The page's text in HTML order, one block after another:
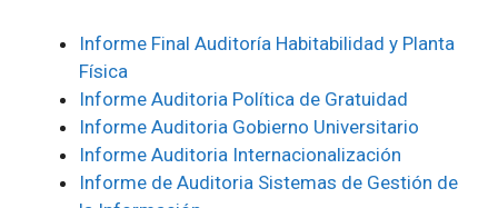
Informe Final Auditoría Habitabilidad y Planta
Física
Informe Auditoria Política de Gratuidad
Informe Auditoria Gobierno Universitario
Informe Auditoria Internacionalización
Informe de Auditoria Sistemas de Gestión de